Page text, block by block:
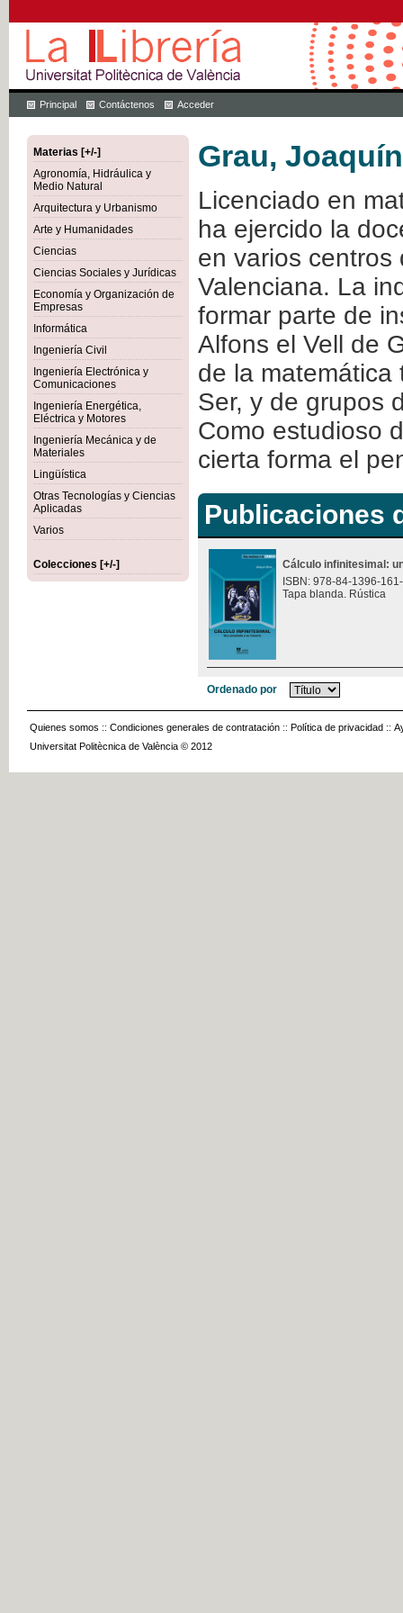
Principal Contáctenos Acceder
Materias [+/-]
Agronomía, Hidráulica y
Medio Natural
Arquitectura y Urbanismo
Arte y Humanidades
Ciencias
Ciencias Sociales y Jurídicas
Economía y Organización de
Empresas
Informática
Ingeniería Civil
Ingeniería Electrónica y
Comunicaciones
Ingeniería Energética,
Eléctrica y Motores
Ingeniería Mecánica y de
Materiales
Lingüística
Otras Tecnologías y Ciencias
Aplicadas
Varios
Colecciones [+/-]
Grau, Joaquín
Licenciado en
ha ejercido la
en varios centros
Valenciana. La
formar parte de
Alfons el Vell de
de la matemática
Ser, y de grupos
Como estudioso
cierta forma el
Publicaciones
Cálculo infinitesimal:
ISBN: 978-84-1396-
Tapa blanda. Rústica
Ordenado por
Quienes somos :: Condiciones generales de contratación :: Política de privacidad ::
Universitat Politècnica de València © 2012